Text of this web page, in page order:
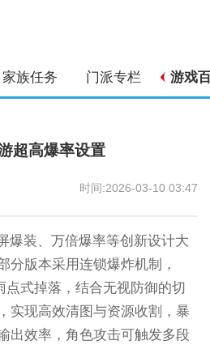
家族任务 门派专栏 游戏
超高爆率设置
时间:2026-03-10 03:47
爆装、万倍爆率等创新设计大
分版本采用连锁爆炸机制，
点式掉落，结合无视防御的切
实现高效清图与资源收割，暴
出效率，角色攻击可触发多段